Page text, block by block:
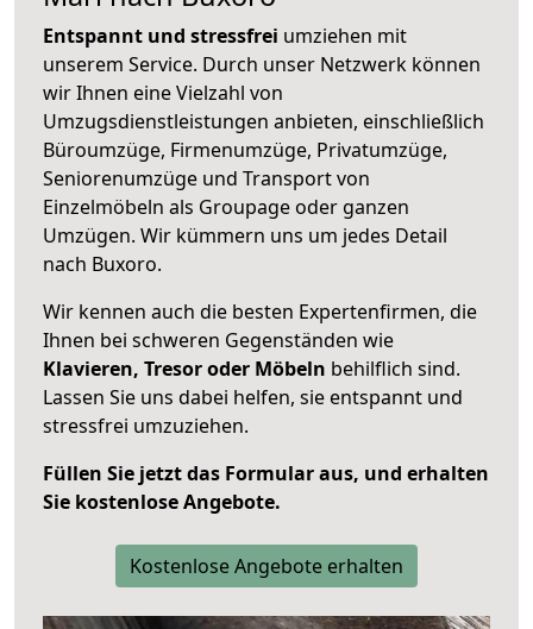
Entspannt und stressfrei umziehen mit
unserem Service. Durch unser Netzwerk können
wir Ihnen eine Vielzahl von
Umzugsdienstleistungen anbieten, einschließlich
Büroumzüge, Firmenumzüge, Privatumzüge,
Seniorenumzüge und Transport von
Einzelmöbeln als Groupage oder ganzen
Umzügen. Wir kümmern uns um jedes Detail
nach Buxoro.
Wir kennen auch die besten Expertenfirmen, die
Ihnen bei schweren Gegenständen wie
Klavieren, Tresor oder Möbeln behilflich sind.
Lassen Sie uns dabei helfen, sie entspannt und
stressfrei umzuziehen.
Füllen Sie jetzt das Formular aus, und erhalten
Sie kostenlose Angebote.
Kostenlose Angebote erhalten